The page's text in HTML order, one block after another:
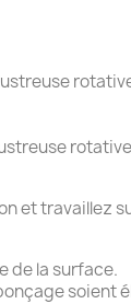
et travaillez
de la surface.
soient